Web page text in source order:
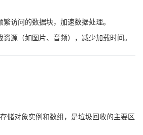
繁访问的数据块，加速数据处理。
资源（如图片、音频），减少加载时间。
储对象实例和数组，是垃圾回收的主要区